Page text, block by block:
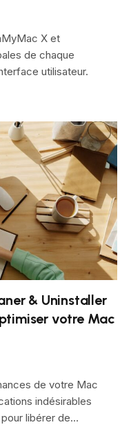
X et
de chaque
utilisateur.
& Uninstaller
votre Mac
de votre Mac
indésirables
libérer de…